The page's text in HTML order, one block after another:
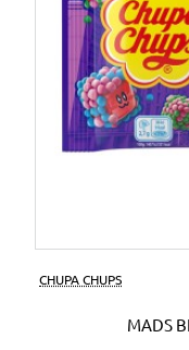
CHUPA CHUPS
MADS